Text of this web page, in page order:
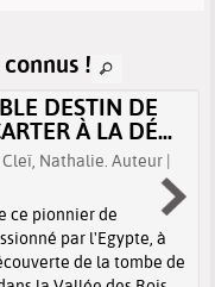
!
DESTIN DE
À LA DÉ...
Nathalie. Auteur |
ce pionnier de
par l'Egypte, à
de la tombe de